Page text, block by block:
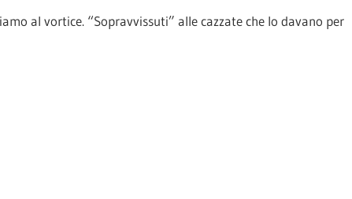
al vortice. “Sopravvissuti” alle cazzate che lo davano per